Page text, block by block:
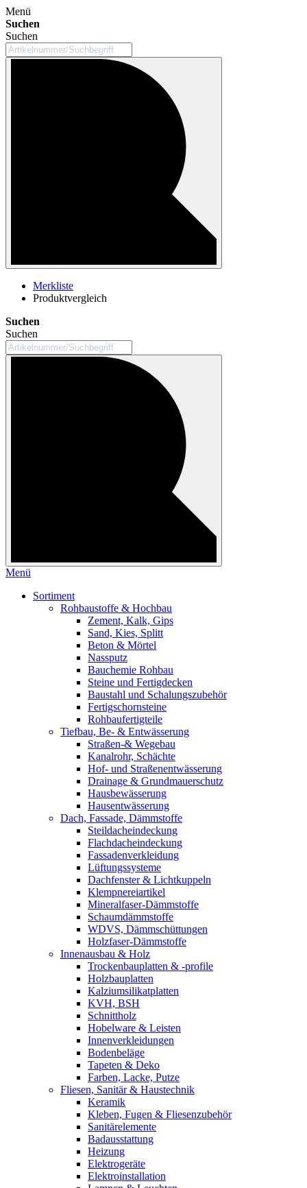
Menü
Suchen
Suchen
Merkliste
Produktvergleich
Suchen
Suchen
Menü
Sortiment
Rohbaustoffe & Hochbau
Zement, Kalk, Gips
Sand, Kies, Splitt
Beton & Mörtel
Nassputz
Bauchemie Rohbau
Steine und Fertigdecken
Baustahl und Schalungszubehör
Fertigschornsteine
Rohbaufertigteile
Tiefbau, Be- & Entwässerung
Straßen-& Wegebau
Kanalrohr, Schächte
Hof- und Straßenentwässerung
Drainage & Grundmauerschutz
Hausbewässerung
Hausentwässerung
Dach, Fassade, Dämmstoffe
Steildacheindeckung
Flachdacheindeckung
Fassadenverkleidung
Lüftungssysteme
Dachfenster & Lichtkuppeln
Klempnereiartikel
Mineralfaser-Dämmstoffe
Schaumdämmstoffe
WDVS, Dämmschüttungen
Holzfaser-Dämmstoffe
Innenausbau & Holz
Trockenbauplatten & -profile
Holzbauplatten
Kalziumsilikatplatten
KVH, BSH
Schnittholz
Hobelware & Leisten
Innenverkleidungen
Bodenbeläge
Tapeten & Deko
Farben, Lacke, Putze
Fliesen, Sanitär & Haustechnik
Keramik
Kleben, Fugen & Fliesenzubehör
Sanitärelemente
Badausstattung
Heizung
Elektrogeräte
Elektroinstallation